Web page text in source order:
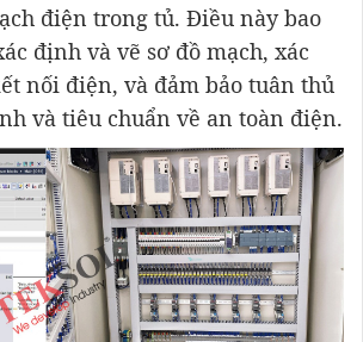
điện trong tủ. Điều này bao
định và vẽ sơ đồ mạch, xác
nối điện, và đảm bảo tuân thủ
và tiêu chuẩn về an toàn điện.